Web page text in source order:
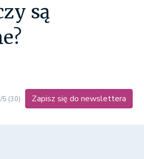
są
5 (30) Zapisz się do newslettera